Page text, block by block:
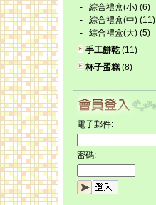
- 綜合禮盒(小)(6)
- 綜合禮盒(中)(11)
- 綜合禮盒(大)(5)
手工餅乾(11)
杯子蛋糕(8)
電子郵件:
密碼: